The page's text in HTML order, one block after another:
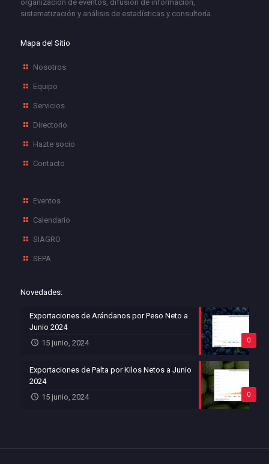
organización de eventos, difusión de información,
sistematización y análisis de estadísticas y consultoría.
Mapa del Sitio
Nosotros
Equipo
Servicios
Directorio
Hazte socio
Contacto
Eventos
Calendario
SIAGRO
SEPA
Novedades:
0
Exportaciones de Arándanos por Peso Neto a
Junio 2024
15 junio, 2024
0
Exportaciones de Palta por Kilos Netos a Junio
2024
15 junio, 2024